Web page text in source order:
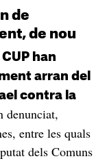
de
de nou
han
arran del
contra la
denunciat,
entre les quals
dels Comuns